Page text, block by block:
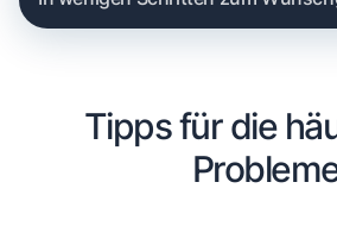
Tipps für die